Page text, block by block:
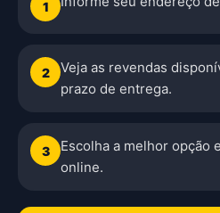
1
2
Veja as revendas
prazo de entrega.
3
Escolha a melhor opção
online.